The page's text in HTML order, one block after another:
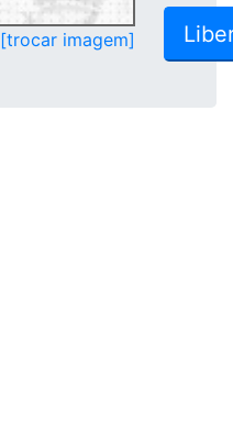
[trocar imagem]